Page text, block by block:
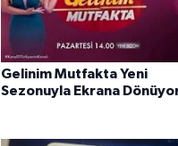
Gelinim Mutfakta Yeni
Sezonuyla Ekrana